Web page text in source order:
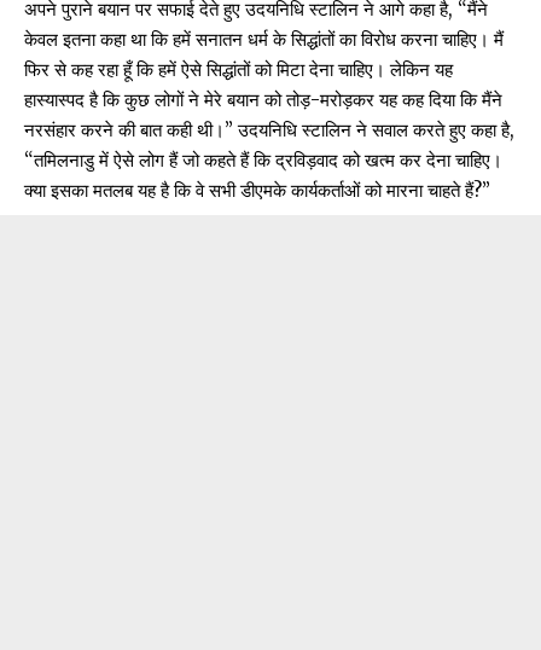
अपने पुराने बयान पर सफाई देते हुए उदयनिधि स्टालिन ने आगेकहाहै, “मैंने
केवल इतना कहा था कि हमें सनातन धर्म के सिद्धांतों का विरोध करना चाहिए। मैं
फिर से कह रहा हूँ कि हमें ऐसे सिद्धांतों को मिटा देना चाहिए। लेकिन यह
हास्यास्पद है कि कुछ लोगों ने मेरे बयान को तोड़-मरोड़कर यह कह दिया कि मैंने
नरसंहार करने की बात कही थी।” उदयनिधि स्टालिन ने सवाल करते हुए कहा है,
“तमिलनाडु में ऐसे लोग हैं जो कहते हैं कि द्रविड़वाद को खत्म कर देना चाहिए।
क्या इसका मतलब यह है कि वे सभी डीएमके कार्यकर्ताओं को मारना चाहते हैं?”